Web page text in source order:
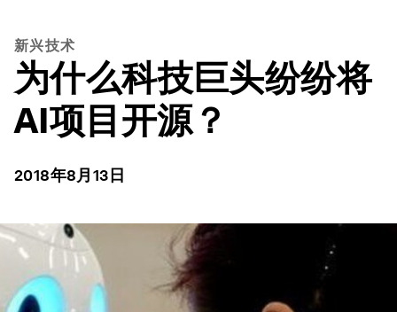
新兴技术
为什么科技巨头纷纷将
AI项目开源？
2018年8月13日